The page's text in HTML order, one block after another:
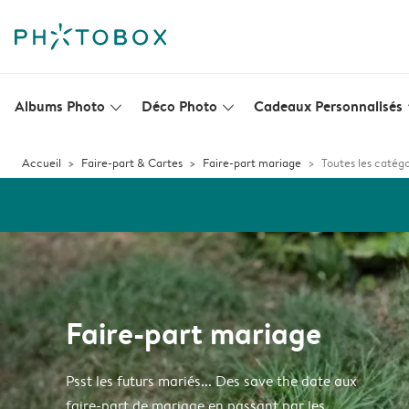
Albums Photo slim_arrow_down Déco Photo slim_arrow_down Cadeaux Personnalisés
Accueil Faire-part & Cartes Faire-part mariage Toutes les
Faire-part mariage
Psst les futurs mariés... Des save the date aux